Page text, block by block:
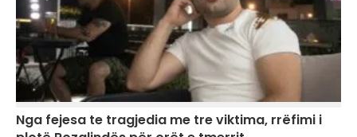
Nga fejesa te tragjedia me tre viktima, rrëfimi i